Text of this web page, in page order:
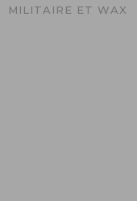
MILITAIRE ET WAX